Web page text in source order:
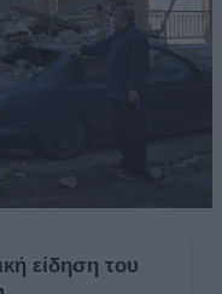
είδηση του